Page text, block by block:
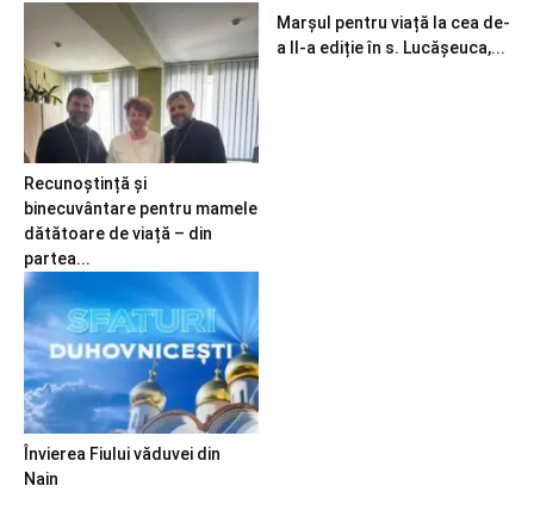
Recunoștință și
binecuvântare pentru mamele
dătătoare de viață – din
partea...
Marșul pentru viață la cea de-
a II-a ediție în s. Lucășeuca,...
Învierea Fiului văduvei din
Nain